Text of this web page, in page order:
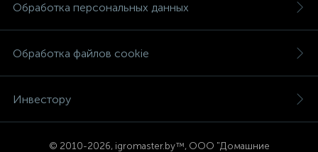
Обработка персональных данных
Обработка файлов cookie
Инвестору
© 2010-2026, igromaster.by™, ООО "Домашние